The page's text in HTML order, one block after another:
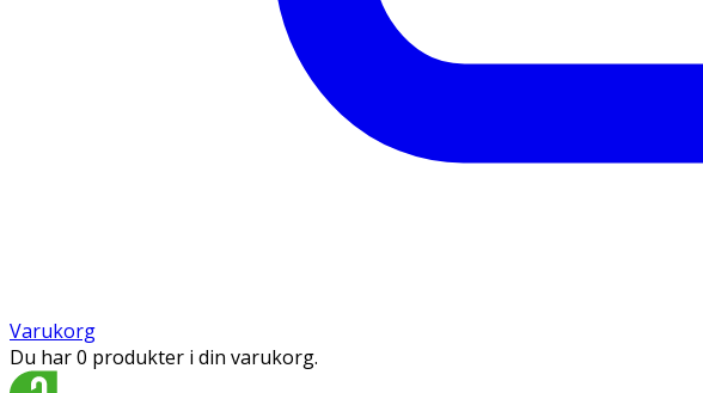
Varukorg
Du har 0 produkter i din varukorg.